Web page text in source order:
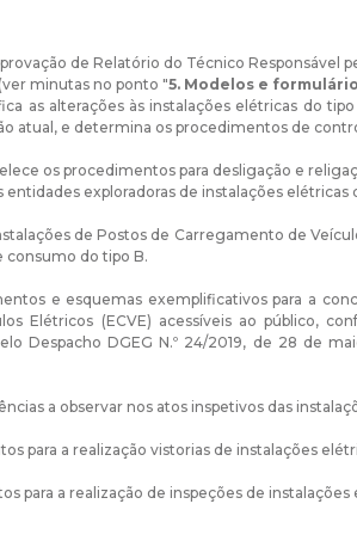
de Relatório do Técnico Responsável
minutas no ponto "5. Modelos e
as alterações às instalações elétricas do
atual, e determina os procedimentos de
os procedimentos para desligação e
exploradoras de instalações elétricas
de Postos de Carregamento de
consumo do tipo B.
e esquemas exemplificativos para a
Elétricos (ECVE) acessíveis ao público,
Despacho DGEG N.º 24/2019, de 28 de
a observar nos atos inspetivos das
para a realização vistorias de instalações
para a realização de inspeções de instalações